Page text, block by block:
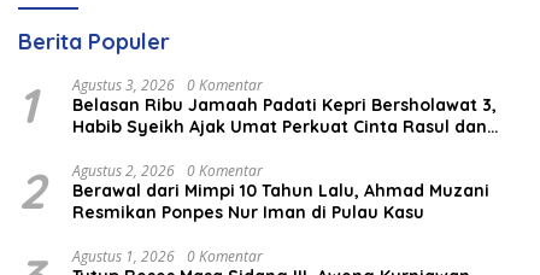
Berita Populer
1 Agustus 3, 2026 0 Komentar
Belasan Ribu Jamaah Padati Kepri Bersholawat 3,
Habib Syeikh Ajak Umat Perkuat Cinta Rasul dan
2 Agustus 2, 2026 0 Komentar
Berawal dari Mimpi 10 Tahun Lalu, Ahmad Muzani
Resmikan Ponpes Nur Iman di Pulau Kasu
Agustus 1, 2026 0 Komentar